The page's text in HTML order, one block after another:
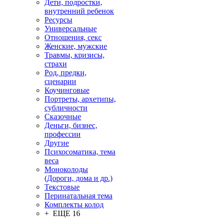
Дети, подростки,
внутренний ребенок
Ресурсы
Универсальные
Отношения, секс
Женские, мужские
Травмы, кризисы,
страхи
Род, предки,
сценарии
Коучинговые
Портреты, архетипы,
субличности
Сказочные
Деньги, бизнес,
профессии
Другие
Психосоматика, тема
веса
Моноколоды
(Дороги, дома и др.)
Текстовые
Перинатальная тема
Комплекты колод
+ ЕЩЕ 16